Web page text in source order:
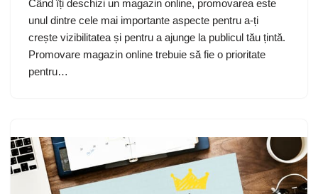
Când îți deschizi un magazin online, promovarea este
unul dintre cele mai importante aspecte pentru a-ți
crește vizibilitatea și pentru a ajunge la publicul tău țintă.
Promovare magazin online trebuie să fie o prioritate
pentru…